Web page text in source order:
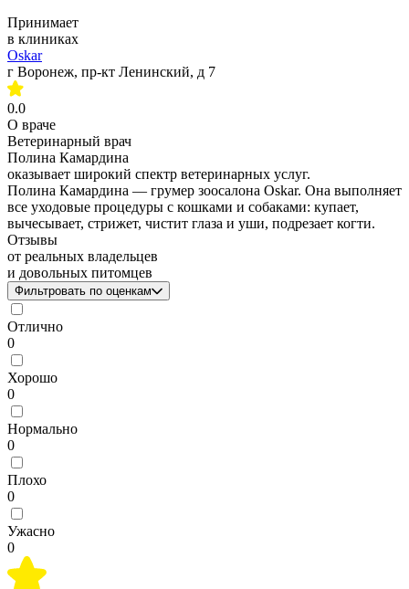
Принимает
в клиниках
Oskar
г Воронеж, пр-кт Ленинский, д 7
0.0
О враче
Ветеринарный врач
Полина Камардина
оказывает широкий спектр ветеринарных услуг.
Полина Камардина — грумер зоосалона Oskar. Она выполняет
все уходовые процедуры с кошками и собаками: купает,
вычесывает, стрижет, чистит глаза и уши, подрезает когти.
Отзывы
от реальных владельцев
и довольных питомцев
Фильтровать по оценкам
Отлично
0
Хорошо
0
Нормально
0
Плохо
0
Ужасно
0